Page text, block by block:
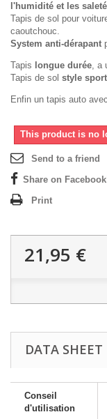
l'humidité et les
Tapis de sol pour
caoutchouc.
System anti-dérapant
Tapis longue durée, a
Tapis de sol style
Enfin un tapis auto
This product is no
Send to a friend
Share on
Print
21,95 €
DATA SHEET
Conseil
d'utilisation